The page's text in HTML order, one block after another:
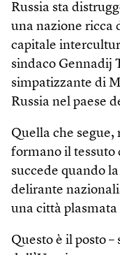
Russia sta
una nazione ricca
capitale
sindaco Gennadij
simpatizzante di
Russia nel paese
Quella che segue,
formano il tessuto
succede quando
delirante
una città
Questo è il posto –